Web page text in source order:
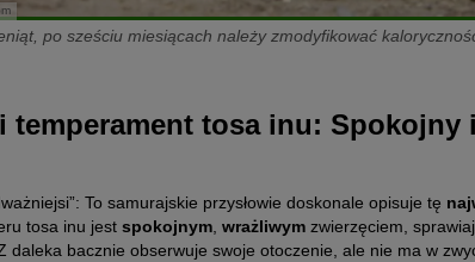
po sześciu miesiącach należy zmodyfikować
temperament tosa inu: Spokojny
To samurajskie przysłowie doskonale opisuje tę
tosa inu jest spokojnym, wrażliwym zwierzęciem,
daleka bacznie obserwuje swoje otoczenie, ale nie ma w